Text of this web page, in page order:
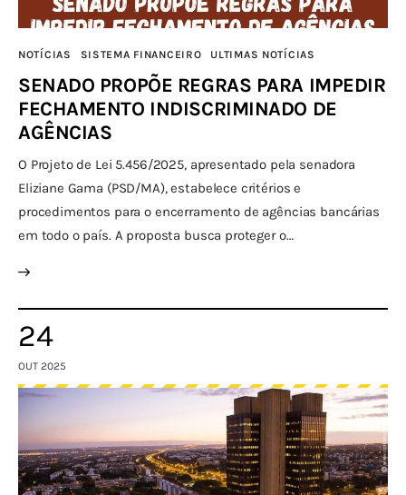
NOTÍCIAS SISTEMA FINANCEIRO ULTIMAS NOTÍCIAS
SENADO PROPÕE REGRAS PARA IMPEDIR
FECHAMENTO INDISCRIMINADO DE
AGÊNCIAS
O Projeto de Lei 5.456/2025, apresentado pela senadora
Eliziane Gama (PSD/MA), estabelece critérios e
procedimentos para o encerramento de agências bancárias
em todo o país. A proposta busca proteger o…
24
OUT 2025